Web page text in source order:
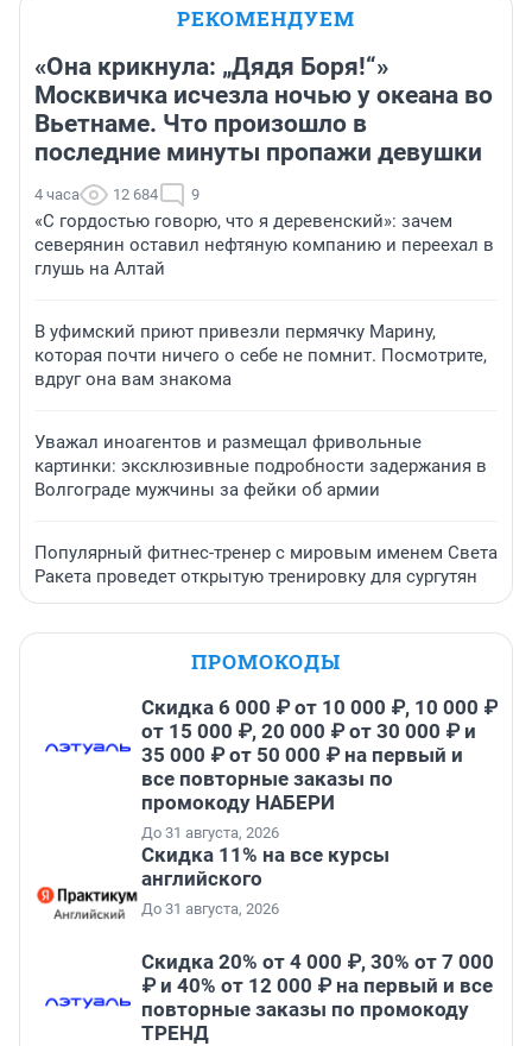
РЕКОМЕНДУЕМ
«Она крикнула: „Дядя Боря!“»
Москвичка исчезла ночью у океана во
Вьетнаме. Что произошло в
последние минуты пропажи девушки
4 часа 12 684 9
«С гордостью говорю, что я деревенский»: зачем
северянин оставил нефтяную компанию и переехал в
глушь на Алтай
В уфимский приют привезли пермячку Марину,
которая почти ничего о себе не помнит. Посмотрите,
вдруг она вам знакома
Уважал иноагентов и размещал фривольные
картинки: эксклюзивные подробности задержания в
Волгограде мужчины за фейки об армии
Популярный фитнес-тренер с мировым именем Света
Ракета проведет открытую тренировку для сургутян
ПРОМОКОДЫ
Скидка 6 000 ₽ от 10 000 ₽, 10 000 ₽
от 15 000 ₽, 20 000 ₽ от 30 000 ₽ и
35 000 ₽ от 50 000 ₽ на первый и
все повторные заказы по
промокоду НАБЕРИ
До 31 августа, 2026
Скидка 11% на все курсы
английского
До 31 августа, 2026
Скидка 20% от 4 000 ₽, 30% от 7 000
₽ и 40% от 12 000 ₽ на первый и все
повторные заказы по промокоду
ТРЕНД